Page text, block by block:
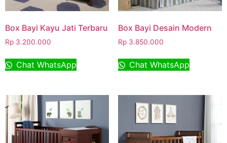
Box Bayi Kayu Jati Terbaru
Rp 3.200.000
Chat WhatsApp
Box Bayi Desain Modern
Rp3.850.000
Chat WhatsApp